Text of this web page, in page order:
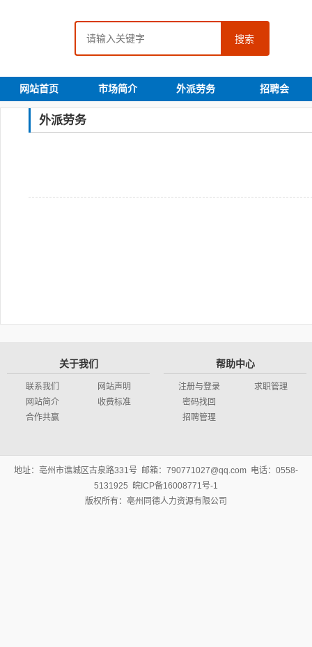
搜索
网站首页 市场简介 外派劳务 招聘会
外派劳务
关于我们
联系我们
网站简介
合作共赢
网站声明
收费标准
帮助中心
注册与登录
密码找回
招聘管理
求职管理
地址：亳州市谯城区古泉路331号 邮箱：790771027@qq.com 电话：0558-
5131925 皖ICP备16008771号-1
版权所有：亳州同德人力资源有限公司